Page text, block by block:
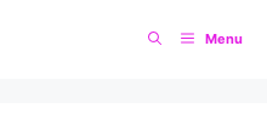
Menu